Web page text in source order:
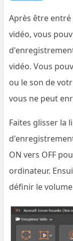
Après être
vidéo, vous
vidéo. Vous
ou le son de
vous ne peut
Faites glisser la
ON vers OFF
ordinateur.
définir le